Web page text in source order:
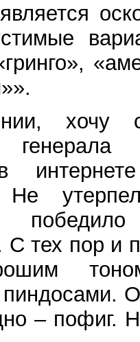
хочу
Не
С тех пор и
пиндосами.
– пофиг.